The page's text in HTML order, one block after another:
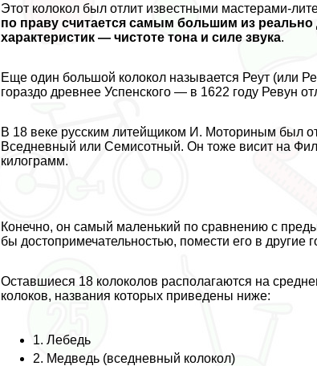
Этот колокол был отлит известными мастерами-
по праву считается самым большим из
хаpaктеристик — чистоте тона и силе звука.
Еще один большой колокол называется Реут (или
гораздо древнее Успенского — в 1622 году Ревун
В 18 веке русским литейщиком И. Моториным был
Вседневный или Семисотный. Он тоже висит на
килограмм.
Конечно, он самый маленький по сравнению с
бы достопримечательностью, помести его в другие
Оставшиеся 18 колоколов располагаются на
колоков, названия которых приведены ниже:
1. Лебедь
2. Медведь (вседневный колокол)